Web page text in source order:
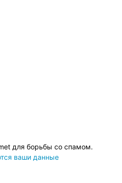
для борьбы со спамом.
ваши данные